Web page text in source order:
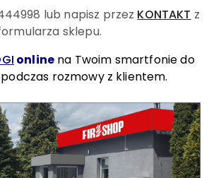
lub napisz przez KONTAKT z
sklepu.
online na Twoim smartfonie do
rozmowy z klientem.